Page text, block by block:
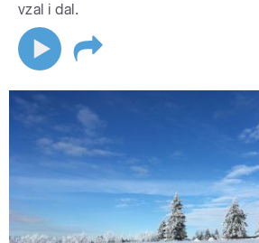
vzal i dal.